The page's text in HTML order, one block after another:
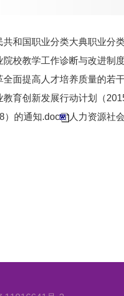
共和国职业分类大典职业分
院校教学工作诊断与改进制
全面提高人才培养质量的若
教育创新发展行动计划（
）的通知.doc
人力资源社